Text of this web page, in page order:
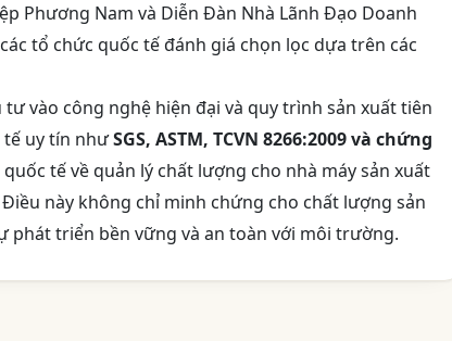
Phương Nam và Diễn Đàn Nhà Lãnh Đạo Doanh
tổ chức quốc tế đánh giá chọn lọc dựa trên các
vào công nghệ hiện đại và quy trình sản xuất tiên
tế uy tín nhưSGS, ASTM, TCVN 8266:2009 và chứng
tế về quản lý chất lượng cho nhà máy sản xuất
Điều này không chỉ minh chứng cho chất lượng sản
phát triển bền vững và an toàn với môi trường.